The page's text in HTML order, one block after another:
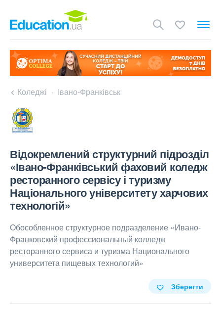
Коледжі Івано-Франківськ
Відокремлений структурний підрозділ
«Івано-Франківський фаховий коледж
ресторанного сервісу і туризму
Національного університету харчових
технологій»
Обособленное структурное подразделение «Ивано-
Франковский профессиональный колледж
ресторанного сервиса и туризма Национального
университета пищевых технологий»
Зберегти